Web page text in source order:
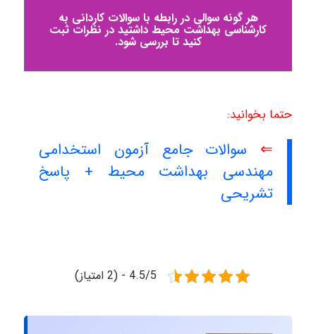
هر گونه سوالی در رابطه با سوالات کاردانی به
کارشناسی بهداشت محیط داشتید در نظرات ثبت
کنید تا بررسی شود.
حتما بخوانید:
⇐ سوالات جامع آزمون استخدامی
مهندسی بهداشت محیط + پاسخ
تشریحی
4.5/5 - (2 امتیاز)